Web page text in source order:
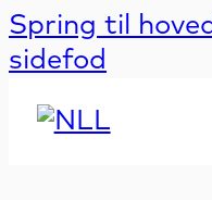
Spring til
sidefod